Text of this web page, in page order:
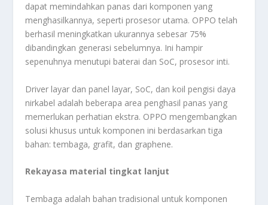
dapat memindahkan panas dari komponen yang
menghasilkannya, seperti prosesor utama. OPPO telah
berhasil meningkatkan ukurannya sebesar 75%
dibandingkan generasi sebelumnya. Ini hampir
sepenuhnya menutupi baterai dan SoC, prosesor inti.
Driver layar dan panel layar, SoC, dan koil pengisi daya
nirkabel adalah beberapa area penghasil panas yang
memerlukan perhatian ekstra. OPPO mengembangkan
solusi khusus untuk komponen ini berdasarkan tiga
bahan: tembaga, grafit, dan graphene.
Rekayasa material tingkat lanjut
Tembaga adalah bahan tradisional untuk komponen